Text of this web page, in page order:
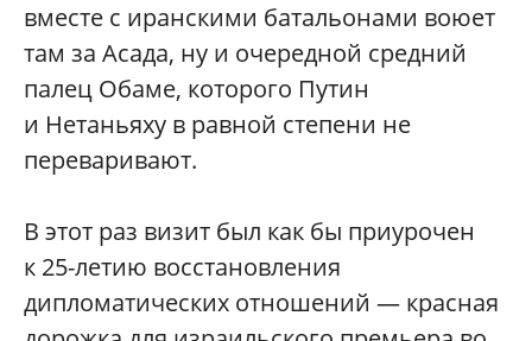
вместе с иранскими батальонами воюет
там за Асада, ну и очередной средний
палец Обаме, которого Путин
и Нетаньяху в равной степени не
переваривают.
В этот раз визит был как бы приурочен
к 25-летию восстановления
дипломатических отношений — красная